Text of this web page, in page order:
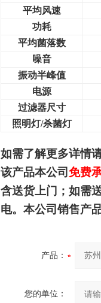
平均风速
功耗
平均菌落数
噪音
振动半峰值
电源
过滤器尺寸
照明灯/杀菌灯
如需了解更多详情
该产品本公司免费
含送货上门；如需
电。本公司销售产
产品：
您的单位：